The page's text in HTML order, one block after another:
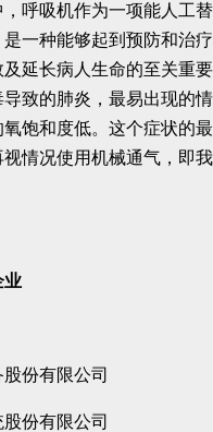
呼吸机作为一项能人工
一种能够起到预防和治疗
延长病人生命的至关重
致的肺炎，最易出现的
饱和度低。这个症状的
情况使用机械通气，即
业
份有限公司
份有限公司